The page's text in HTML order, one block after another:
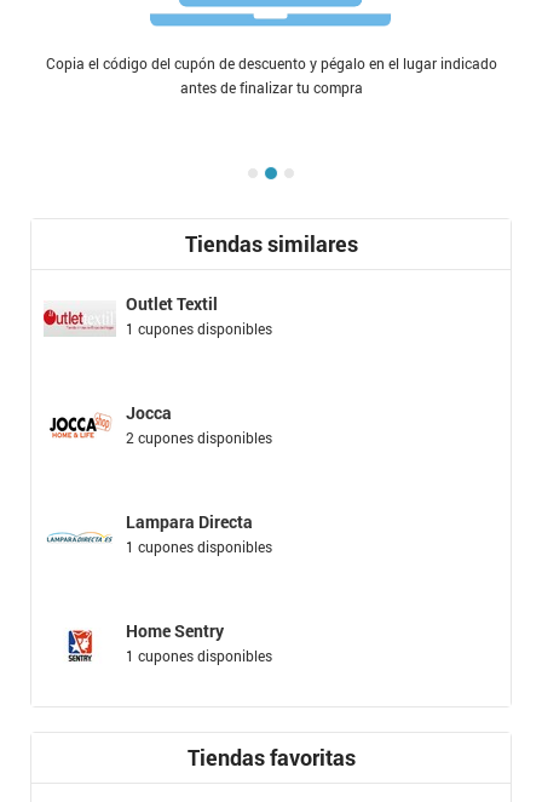
Copia el código del cupón de descuento y pégalo en el lugar indicado
antes de finalizar tu compra
Tiendas similares
Outlet Textil
1 cupones disponibles
Jocca
2 cupones disponibles
Lampara Directa
1 cupones disponibles
Home Sentry
1 cupones disponibles
Tiendas favoritas